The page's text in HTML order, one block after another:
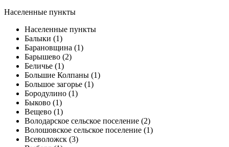
Населенные пункты
Населенные пункты
Балыки (1)
Барановщина (1)
Барышево (2)
Беличье (1)
Большие Колпаны (1)
Большое загорье (1)
Бородулино (1)
Быково (1)
Вещево (1)
Володарское сельское поселение (2)
Волошовское сельское поселение (1)
Всеволожск (3)